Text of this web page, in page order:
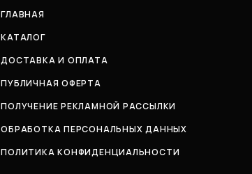
ГЛАВНАЯ
КАТАЛОГ
ДОСТАВКА И ОПЛАТА
ПУБЛИЧНАЯ ОФЕРТА
ПОЛУЧЕНИЕ РЕКЛАМНОЙ РАССЫЛКИ
ОБРАБОТКА ПЕРСОНАЛЬНЫХ ДАННЫХ
ПОЛИТИКА КОНФИДЕНЦИАЛЬНОСТИ